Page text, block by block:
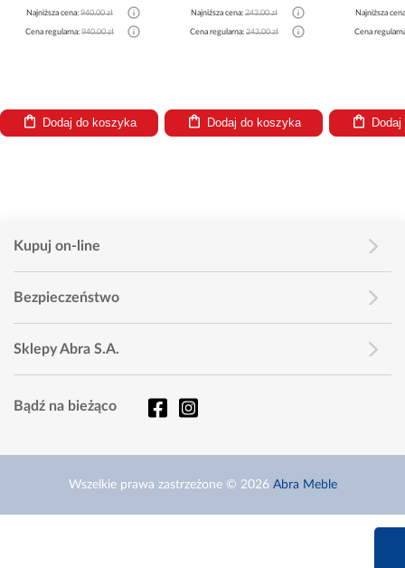
Najniższa cena: 940,00 zł
Cena regularna: 940,00 zł
Dodaj do koszyka
Najniższa cena: 243,00 zł
Cena regularna: 243,00 zł
Dodaj do koszyka
Najniższa
Cena
Kupuj on-line
Bezpieczeństwo
Sklepy Abra S.A.
Bądź na bieżąco
Wszelkie prawa zastrzeżone © 2026 Abra Meble